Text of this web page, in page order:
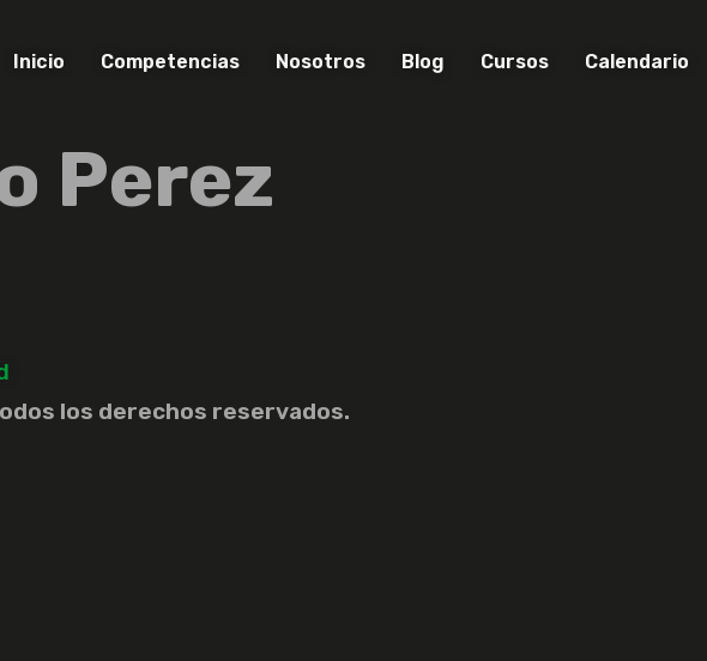
Inicio Competencias Nosotros Blog Cursos Calendario
Perez
los derechos reservados.